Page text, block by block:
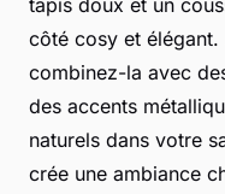
tapis doux et un
côté cosy et
combinez-la avec
des accents
naturels dans votre
crée une ambiance